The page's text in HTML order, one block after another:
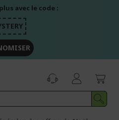
avec le code :